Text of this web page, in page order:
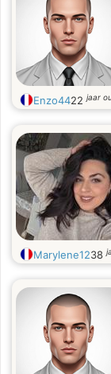
Enzo4422jaar
Marylene1238